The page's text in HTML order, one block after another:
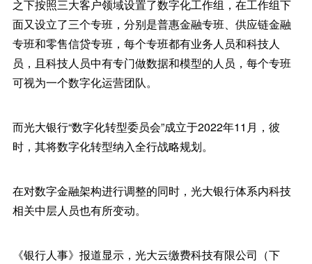
之下按照三大客户领域设置了数字化工作组，在工作组下
面又设立了三个专班，分别是普惠金融专班、供应链金融
专班和零售信贷专班，每个专班都有业务人员和科技人
员，且科技人员中有专门做数据和模型的人员，每个专班
可视为一个数字化运营团队。
而光大银行“数字化转型委员会”成立于2022年11月，彼
时，其将数字化转型纳入全行战略规划。
在对数字金融架构进行调整的同时，光大银行体系内科技
相关中层人员也有所变动。
《银行人事》报道显示，光大云缴费科技有限公司（下